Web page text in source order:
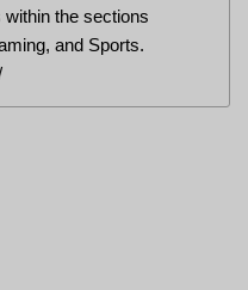
the sections
and Sports.